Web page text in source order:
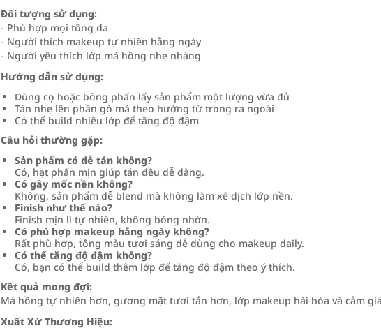
Đối tượng sử dụng:
- Phù hợp mọi tông da
- Người thích makeup tự nhiên hằng ngày
- Người yêu thích lớp má hồng nhẹ nhàng
Hướng dẫn sử dụng:
Dùng cọ hoặc bông phấn lấy sản phẩm một lượng vừa đủ
Tán nhẹ lên phần gò má theo hướng từ trong ra ngoài
Có thể build nhiều lớp để tăng độ đậm
Câu hỏi thường gặp:
Sản phẩm có dễ tán không?
Có, hạt phấn mịn giúp tán đều dễ dàng.
Có gây mốc nền không?
Không, sản phẩm dễ blend mà không làm xê dịch lớp nền.
Finish như thế nào?
Finish mịn lì tự nhiên, không bóng nhờn.
Có phù hợp makeup hằng ngày không?
Rất phù hợp, tông màu tươi sáng dễ dùng cho makeup daily.
Có thể tăng độ đậm không?
Có, bạn có thể build thêm lớp để tăng độ đậm theo ý thích.
Kết quả mong đợi:
Má hồng tự nhiên hơn, gương mặt tươi tắn hơn, lớp makeup hài hòa và cảm
Xuất Xứ Thương Hiệu: